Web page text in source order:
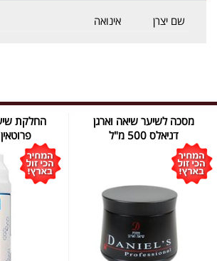
שם יצרן אינואה
מסכה לשיער שיאה וארגן
דניאלס 500 מ"ל
פרוטאין 1000 מ"ל